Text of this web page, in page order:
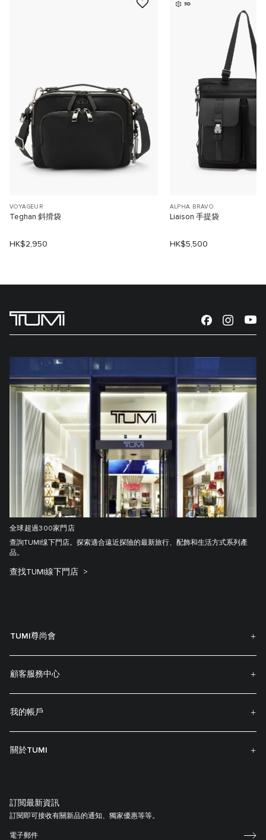
VOYAGEUR
Teghan 斜揹袋
HK$2,950
3D
ALPHA BRAVO
Liaison 手提袋
HK$5,500
全球超過300家門店
查詢TUMI缐下門店。探索適合遠近探險的最新旅行、配飾和生活方式系列產
品。
查找TUMI線下門店
TUMI尊尚會
顧客服務中心
我的帳戶
關於TUMI
訂閲最新資訊
訂閱即可接收有關新品的通知、獨家優惠等等。